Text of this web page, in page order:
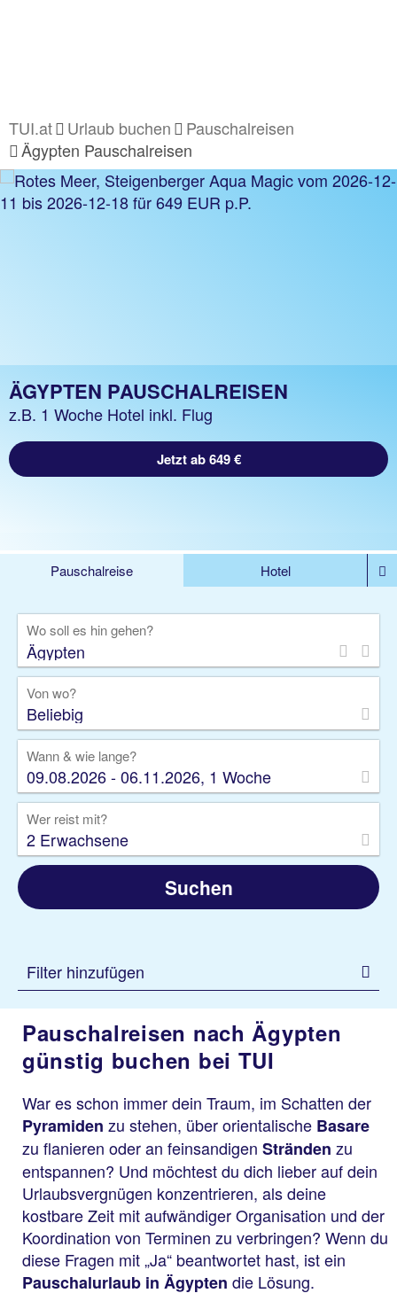
TUI.at Urlaub buchen
Pauschalreisen
Ägypten Pauschalreisen
ÄGYPTEN PAUSCHALREISEN
z.B. 1 Woche Hotel inkl. Flug
Jetzt ab 649 €
Pauschalreise
Hotel
Rundreise
Kreuzfahrt
Gruppenreise
Camper Privattransfer
Wo soll es hin gehen?
Von wo?
Beliebig
Wann & wie lange?
09.08.2026 - 06.11.2026, 1 Woche
Wer reist mit?
2 Erwachsene
Suchen
Filter hinzufügen
Pauschalreisen nach Ägypten
günstig buchen bei TUI
War es schon immer dein Traum, im Schatten der
Pyramiden zu stehen, über orientalische Basare
zu flanieren oder an feinsandigen Stränden zu
entspannen? Und möchtest du dich lieber auf dein
Urlaubsvergnügen konzentrieren, als deine
kostbare Zeit mit aufwändiger Organisation und der
Koordination von Terminen zu verbringen? Wenn du
diese Fragen mit „Ja“ beantwortet hast, ist ein
Pauschalurlaub in Ägypten die Lösung.